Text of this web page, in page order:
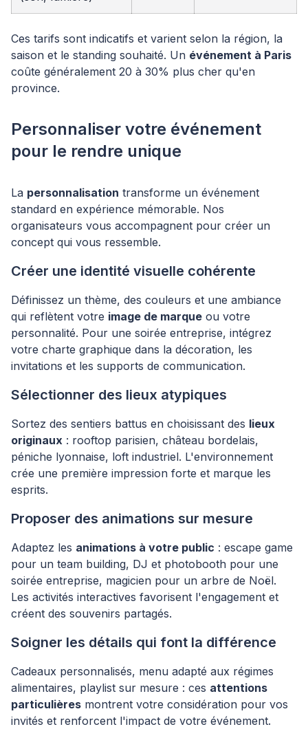
Ces tarifs sont indicatifs et varient selon la région, la
saison et le standing souhaité. Un événement à Paris
coûte généralement 20 à 30% plus cher qu'en
province.
Personnaliser votre événement
pour le rendre unique
La personnalisation transforme un événement
standard en expérience mémorable. Nos
organisateurs vous accompagnent pour créer un
concept qui vous ressemble.
Créer une identité visuelle cohérente
Définissez un thème, des couleurs et une ambiance
qui reflètent votre image de marque ou votre
personnalité. Pour une soirée entreprise, intégrez
votre charte graphique dans la décoration, les
invitations et les supports de communication.
Sélectionner des lieux atypiques
Sortez des sentiers battus en choisissant des lieux
originaux : rooftop parisien, château bordelais,
péniche lyonnaise, loft industriel. L'environnement
crée une première impression forte et marque les
esprits.
Proposer des animations sur mesure
Adaptez les animations à votre public : escape game
pour un team building, DJ et photobooth pour une
soirée entreprise, magicien pour un arbre de Noël.
Les activités interactives favorisent l'engagement et
créent des souvenirs partagés.
Soigner les détails qui font la différence
Cadeaux personnalisés, menu adapté aux régimes
alimentaires, playlist sur mesure : ces attentions
particulières montrent votre considération pour vos
invités et renforcent l'impact de votre événement.